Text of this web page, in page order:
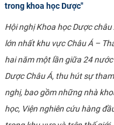
trong khoa học Dược"
Hội nghị Khoa học Dược
lớn nhất khu vực Châu Á –
hai năm một lần giữa 24
Dược Châu Á, thu hút sự
nghị, bao gồm những nhà
học, Viện nghiên cứu hàng